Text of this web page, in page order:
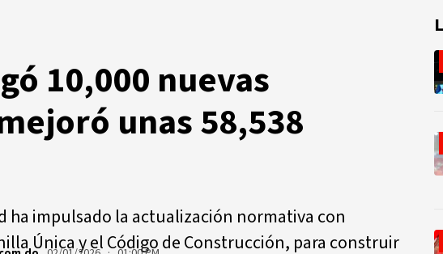
10,000 nuevas
unas 58,538
ha impulsado la actualización normativa con
Única y el Código de Construcción, para construir